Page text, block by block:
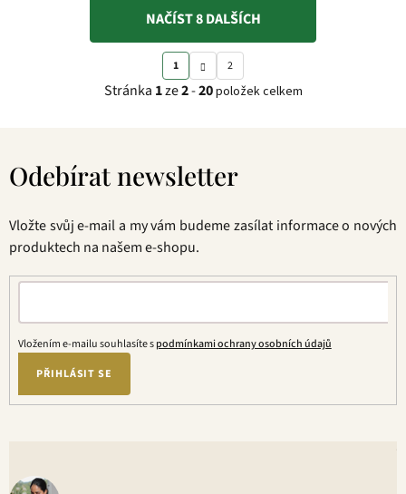
O
v
l
a
c
p
k
v
ý
s
NAČÍST 8 DALŠÍCH
S
t
r
o
á
1 2
Stránka 1ze2-20položek celkem
Odebírat newsletter
Vložte svůj e-mail a my vám budeme zasílat informace o nových
produktech na našem e-shopu.
Vložením e-mailu souhlasíte spodmínkami ochrany osobních údajů
PŘIHLÁSIT SE